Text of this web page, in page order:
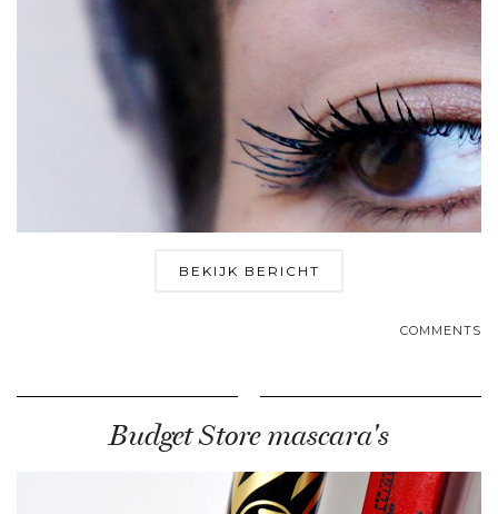
BEKIJK BERICHT
COMMENTS
Budget Store mascara's